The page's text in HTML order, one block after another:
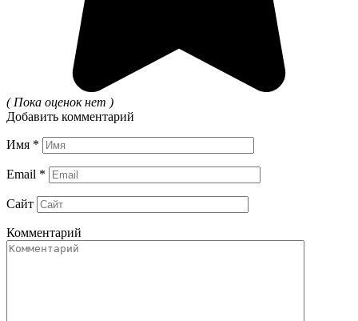
( Пока оценок нет )
Добавить комментарий
Имя *
Email *
Сайт
Комментарий